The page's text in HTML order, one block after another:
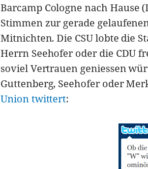
Barcamp Cologne nach
Stimmen zur gerade
Mitnichten. Die CSU lobte die
Herrn Seehofer oder die CDU
soviel Vertrauen geniessen
Guttenberg, Seehofer oder
Union twittert: